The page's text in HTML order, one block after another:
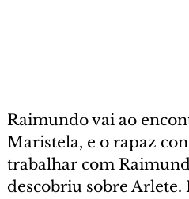
Raimundo vai ao
Maristela, e o rapaz
trabalhar com
descobriu sobre